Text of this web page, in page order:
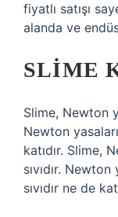
fiyatlı satışı
alanda ve
SLIME
Slime, Newton
Newton
katıdır. Slime,
sıvıdır.
sıvıdır ne de